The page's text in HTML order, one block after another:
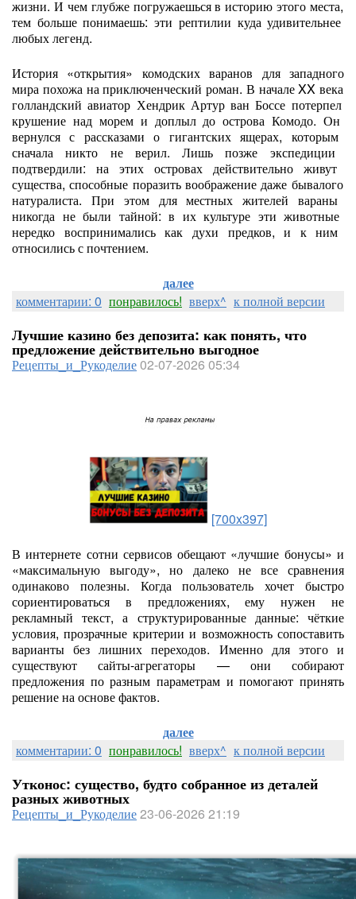
жизни. И чемглубжепогружаешьсяв историю этого места,
тем большепонимаешь: эти рептилии кудаудивительнее
любыхлегенд.
История «открытия» комодскихваранов длязападного
мира похожанаприключенческий роман. В началеXX века
голландский авиатор ХендрикАртурван Боссе потерпел
крушение надмореми доплылдо острова Комодо. Он
вернулся с рассказами о гигантскихящерах, которым
сначала никто неверил. Лишь позже экспедиции
подтвердили: на этих островах действительно живут
существа, способные поразитьвоображение даже бывалого
натуралиста. При этомдляместных жителей вараны
никогда небыли тайной: в ихкультуре эти животные
нередко воспринималиськак духи предков, и кним
относилисьспочтением.
далее
комментарии: 0 понравилось! вверх^ к полной версии
Лучшие казино без депозита: как понять, что
предложение действительно выгодное
Рецепты_и_Рукоделие02-07-2026 05:34
[700x397]
В интернете сотни сервисов обещают «лучшие бонусы» и
«максимальную выгоду», но далеко не все сравнения
одинаково полезны. Когда пользователь хочет быстро
сориентироваться в предложениях, ему нужен не
рекламный текст, а структурированные данные: чёткие
условия, прозрачные критерии и возможность сопоставить
варианты без лишних переходов. Именно для этого и
существуют сайты-агрегаторы — они собирают
предложения по разным параметрам и помогают принять
решение на основе фактов.
далее
комментарии: 0 понравилось! вверх^ к полной версии
Утконос: существо, будто собранное из деталей
разных животных
Рецепты_и_Рукоделие23-06-2026 21:19